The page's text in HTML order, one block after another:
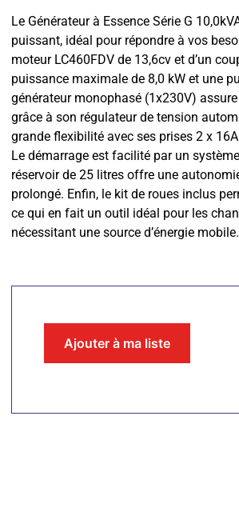
Le Générateur à Essence Série G
puissant, idéal pour répondre à vos
moteur LC460FDV de 13,6cv et d’un
puissance maximale de 8,0 kW et une
générateur monophasé (1x230V)
grâce à son régulateur de tension
grande flexibilité avec ses prises 2 x
Le démarrage est facilité par un
réservoir de 25 litres offre une
prolongé. Enfin, le kit de roues inclus
ce qui en fait un outil idéal pour les
nécessitant une source d’énergie mobile.
Ajouter à ma liste